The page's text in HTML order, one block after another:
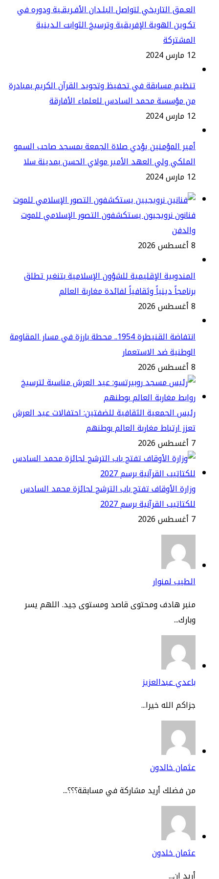
التاريخي لتواصل البلـدان الأفـريقـية ودوره في
الهوية الإفريقية وترسيخ الثوابت الـدينية
مسابقة في تحفيظ وتجويد القرآن الكريم بمبادرة
مؤسسة محمد السادس للعلماء الأفارقة
المؤمنين يؤدي صلاة الجمعة بمسجد صاحب السمو
ولي العهد الأمير مولاي الحسن بمدينة سلا
نرويجيون يستكشفون التصور الإسلامي للموت
الإقليمية للشؤون الإسلامية بتنغير تطلق
دينياً وثقافياً لفائدة مغاربة العالم
انتفاضة القنيطرة 1954.. محطة بارزة في مسار المقاومة
ضد الاستعمار
الجمعية الثقافية للضفتين: احتفالات عيد العرش
ارتباط مغاربة العالم بوطنهم
الأوقاف تفتح باب الترشح لجائزة محمد السادس
القرآنية برسم 2027
لمنوار
هادف ومحتوى قاصد ومستوى جيد. اللهم يسر
عبدالعزيز
الله خيرا...
خالدون
فضلك أريد مشاركة في مسابقة؟؟؟...
خلدون